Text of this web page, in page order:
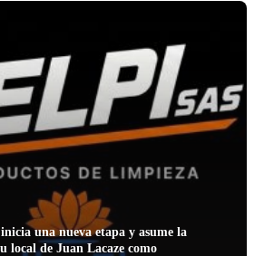
una nueva etapa y asume la
local de Juan Lacaze como